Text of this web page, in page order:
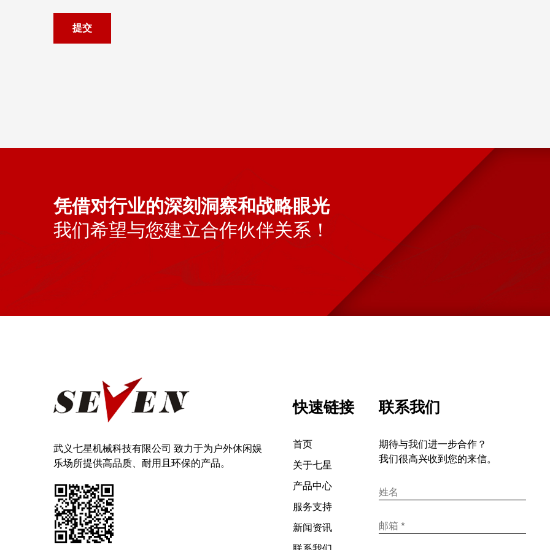
提交
凭借对行业的深刻洞察和战略眼光
我们希望与您建立合作伙伴关系！
武义七星机械科技有限公司 致力于为户外休闲娱
乐场所提供高品质、耐用且环保的产品。
快速链接
首页
关于七星
产品中心
服务支持
新闻资讯
联系我们
期待与我们进一步合作？
我们很高兴收到您的来信。